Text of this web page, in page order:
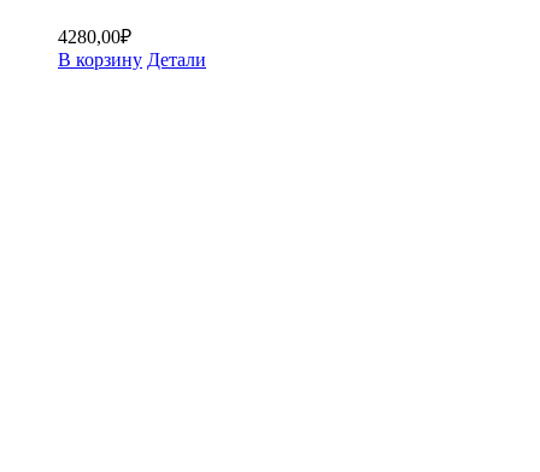
4280,00₽
В корзину Детали